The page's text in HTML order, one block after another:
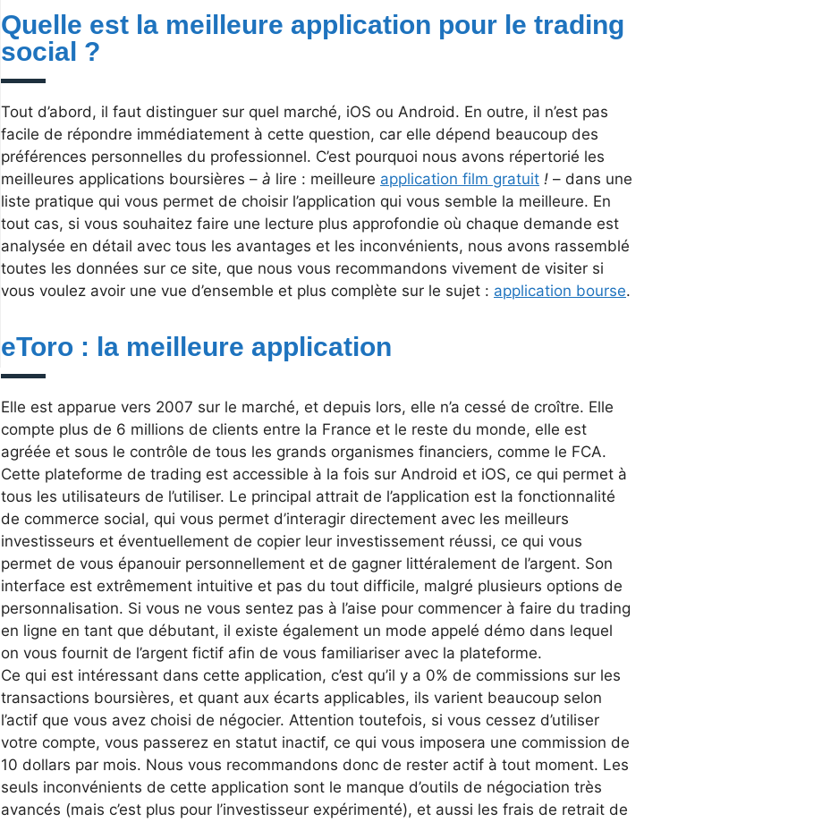
Quelle est la meilleure application pour le trading
social ?
Tout d’abord, il faut distinguer sur quel marché, iOS ou Android. En outre, il n’est pas
facile de répondre immédiatement à cette question, car elle dépend beaucoup des
préférences personnelles du professionnel. C’est pourquoi nous avons répertorié les
meilleures applications boursières – à lire : meilleure application film gratuit ! – dans une
liste pratique qui vous permet de choisir l’application qui vous semble la meilleure. En
tout cas, si vous souhaitez faire une lecture plus approfondie où chaque demande est
analysée en détail avec tous les avantages et les inconvénients, nous avons rassemblé
toutes les données sur ce site, que nous vous recommandons vivement de visiter si
vous voulez avoir une vue d’ensemble et plus complète sur le sujet : application bourse.
eToro : la meilleure application
Elle est apparue vers 2007 sur le marché, et depuis lors, elle n’a cessé de croître. Elle
compte plus de 6 millions de clients entre la France et le reste du monde, elle est
agréée et sous le contrôle de tous les grands organismes financiers, comme le FCA.
Cette plateforme de trading est accessible à la fois sur Android et iOS, ce qui permet à
tous les utilisateurs de l’utiliser. Le principal attrait de l’application est la fonctionnalité
de commerce social, qui vous permet d’interagir directement avec les meilleurs
investisseurs et éventuellement de copier leur investissement réussi, ce qui vous
permet de vous épanouir personnellement et de gagner littéralement de l’argent. Son
interface est extrêmement intuitive et pas du tout difficile, malgré plusieurs options de
personnalisation. Si vous ne vous sentez pas à l’aise pour commencer à faire du trading
en ligne en tant que débutant, il existe également un mode appelé démo dans lequel
on vous fournit de l’argent fictif afin de vous familiariser avec la plateforme.
Ce qui est intéressant dans cette application, c’est qu’il y a 0% de commissions sur les
transactions boursières, et quant aux écarts applicables, ils varient beaucoup selon
l’actif que vous avez choisi de négocier. Attention toutefois, si vous cessez d’utiliser
votre compte, vous passerez en statut inactif, ce qui vous imposera une commission de
10 dollars par mois. Nous vous recommandons donc de rester actif à tout moment. Les
seuls inconvénients de cette application sont le manque d’outils de négociation très
avancés (mais c’est plus pour l’investisseur expérimenté), et aussi les frais de retrait de